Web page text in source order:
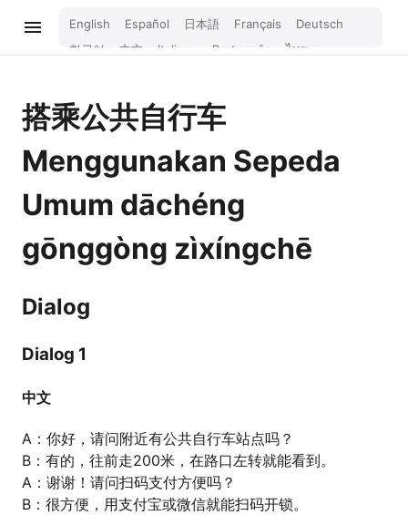
English Español 日本語 Français
Deutsch
한국어
中文 Italiano Português
ไทย
Bahasa Indonesia
Русский
搭乘公共自行车
Menggunakan Sepeda
Umum dāchéng
gōnggòng zìxíngchē
Dialog
Dialog 1
中文
A：你好，请问附近有公共自行车站点吗？
B：有的，往前走200米，在路口左转就能看到。
A：谢谢！请问扫码支付方便吗？
B：很方便，用支付宝或微信就能扫码开锁。